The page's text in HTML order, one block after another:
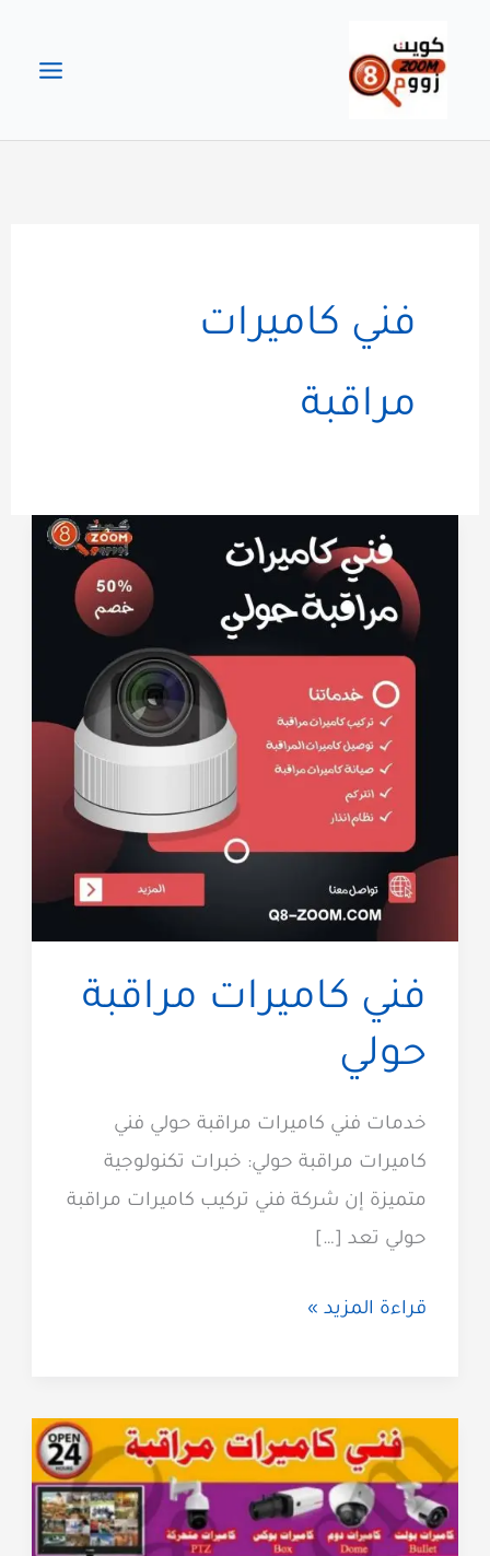
المحتوى
فني كاميرات
مراقبة
فني كاميرات مراقبة
حولي
خدمات فني كاميرات مراقبة حولي فني
كاميرات مراقبة حولي: خبرات تكنولوجية
متميزة إن شركة فني تركيب كاميرات مراقبة
حولي تعد […]
فني
حولي
قراءة المزيد »